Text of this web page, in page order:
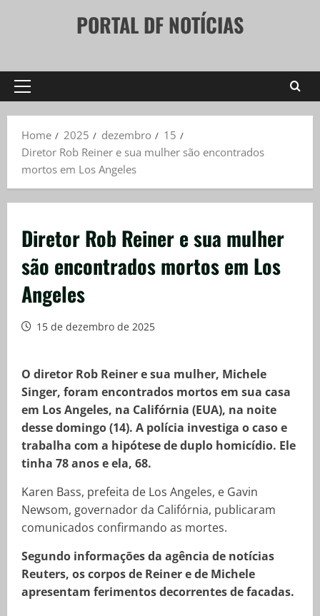
PORTAL DF NOTÍCIAS
Primary
Home
2025 dezembro
15
Diretor Rob Reiner e sua mulher são encontrados
mortos em Los Angeles
Diretor Rob Reiner e sua mulher
são encontrados mortos em Los
Angeles
15 de dezembro de 2025
O diretor Rob Reiner e sua mulher, Michele
Singer, foram encontrados mortos em sua casa
em Los Angeles, na Califórnia (EUA), na noite
desse domingo (14). A polícia investiga o caso e
trabalha com a hipótese de duplo homicídio. Ele
tinha 78 anos e ela, 68.
Karen Bass, prefeita de Los Angeles, e Gavin
Newsom, governador da Califórnia, publicaram
comunicados confirmando as mortes.
Segundo informações da agência de notícias
Reuters, os corpos de Reiner e de Michele
apresentam ferimentos decorrentes de facadas.